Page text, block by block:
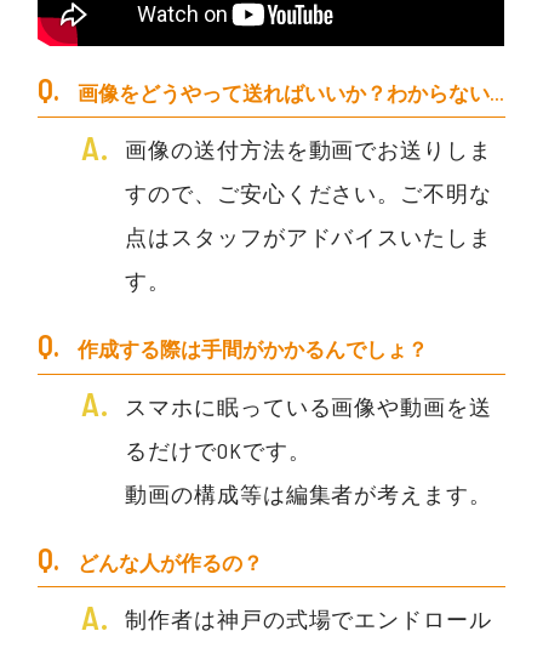
画像をどうやって送ればいいか？わからない…
画像の送付方法を動画でお送りしま
すので、ご安心ください。ご不明な
点はスタッフがアドバイスいたしま
す。
作成する際は手間がかかるんでしょ？
スマホに眠っている画像や動画を送
るだけでOKです。
動画の構成等は編集者が考えます。
どんな人が作るの？
制作者は神戸の式場でエンドロール